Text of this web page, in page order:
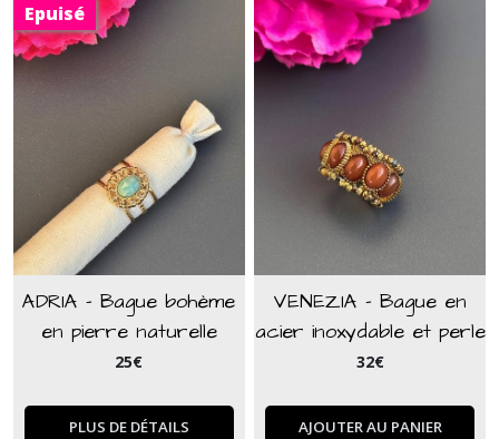
Epuisé
ADRIA - Bague bohème
en pierre naturelle
amazonite
25€
PLUS DE DÉTAILS
VENEZIA - Bague en
acier inoxydable et perle
naturelle d'oeil de tigre
32€
AJOUTER AU PANIER